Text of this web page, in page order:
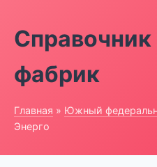
Справочник
фабрик
Главная » Южный
Энерго